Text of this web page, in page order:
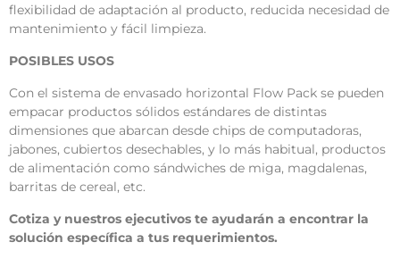
flexibilidad de adaptación al producto, reducida necesidad de
mantenimiento y fácil limpieza.
POSIBLES USOS
Con el sistema de envasado horizontal Flow Pack se pueden
empacar productos sólidos estándares de distintas
dimensiones que abarcan desde chips de computadoras,
jabones, cubiertos desechables, y lo más habitual, productos
de alimentación como sándwiches de miga, magdalenas,
barritas de cereal, etc.
Cotiza y nuestros ejecutivos te ayudarán a encontrar la
solución específica a tus requerimientos.